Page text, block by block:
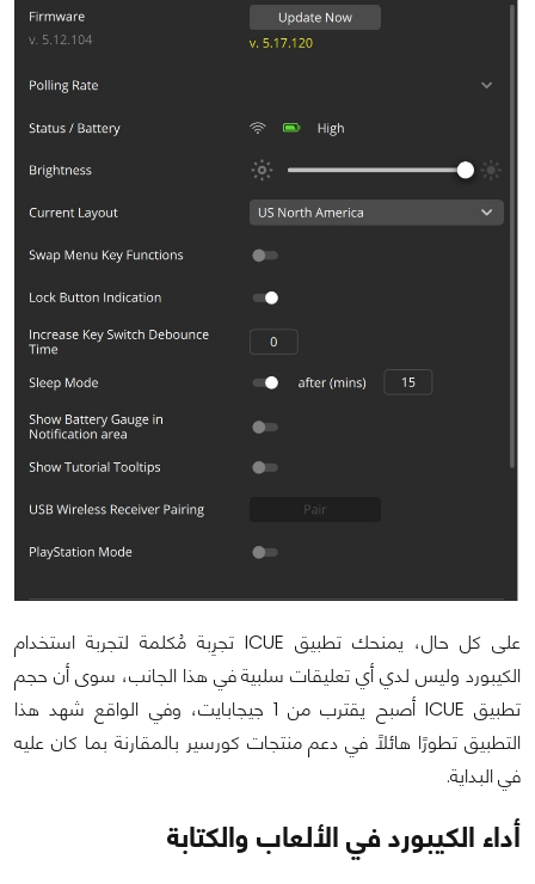
على كل حال، يمنحك تطبيق ICUE تجرِبة مُكلمة لتجربة استخدام
الكيبورد وليس لدي أي تعليقات سلبية في هذا الجانب، سوى أن حجم
تطبيق ICUE أصبح يقترب من 1 جيجابايت، وفي الواقع شهد هذا
التطبيق تطورًا هائلًا في دعم منتجات كورسير بالمقارنة بما كان عليه
في البداية.
أداء الكيبورد في الألعاب والكتابة